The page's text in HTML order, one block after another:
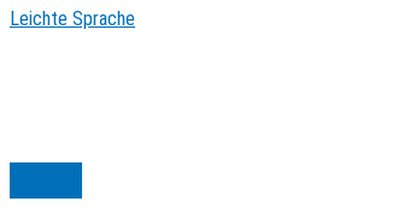
Leichte Sprache